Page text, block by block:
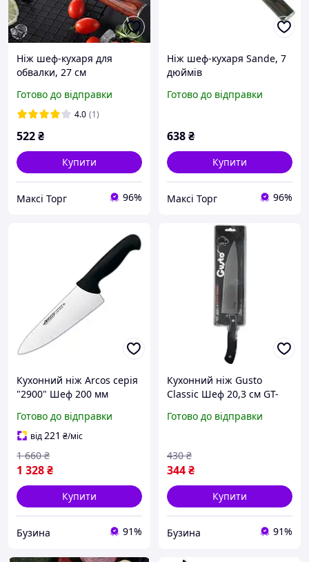
Ніж шеф-кухаря для
обвалки, 27 см
Готово до відправки
4.0 (1)
522₴
Купити
Максі Торг 96%
Ніж шеф-кухаря Sande, 7
дюймів
Готово до відправки
638₴
Купити
Максі Торг 96%
Кухонний ніж Arcos серія
"2900" Шеф 200 мм
Готово до відправки
від221 ₴/міс
1 328₴
1 660 ₴
Купити
Бузина 91%
Кухонний ніж Gusto
Classic Шеф 20,3 см GT-
Готово до відправки
344₴
430 ₴
Купити
Бузина 91%